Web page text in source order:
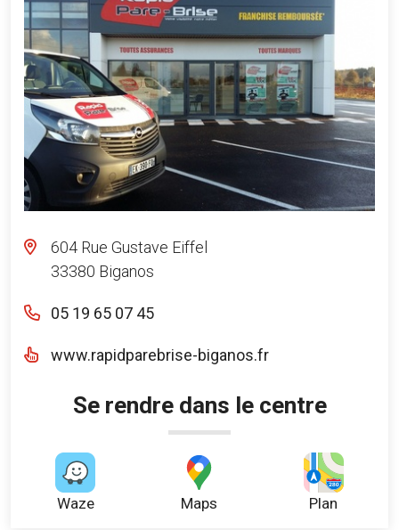
604 Rue Gustave Eiffel
33380 Biganos
05 19 65 07 45
www.rapidparebrise-biganos.fr
Se rendre dans le centre
Waze Maps Plan